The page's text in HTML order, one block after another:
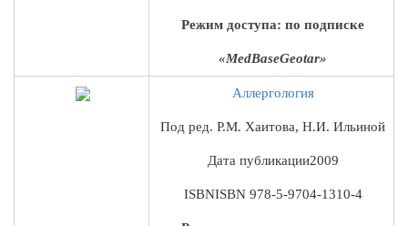
Режим доступа: по подписке
«MedBaseGeotar»
Аллергология
Под ред. Р.М. Хаитова, Н.И. Ильиной
Дата публикации2009
ISBNISBN 978-5-9704-1310-4